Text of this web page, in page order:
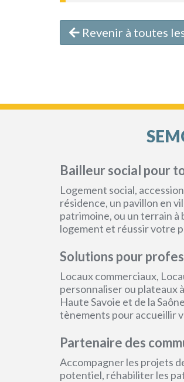
Revenir à toutes
Bailleur social pour
Logement social,
résidence, un pavillon en
patrimoine, ou un terrain à
logement et réussir votre
Solutions pour
Locaux commerciaux,
personnaliser ou plateaux
Haute Savoie et de la
tènements pour accueillir
Partenaire des
Accompagner les projets
potentiel, réhabiliter les